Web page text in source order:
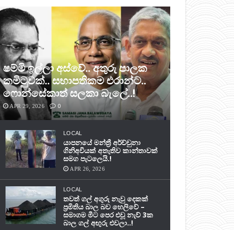
ෂම්මි ඉල්ලා අස්වේ.. අතුරු පාලක
කමිටුවක්.. සභාපතිකම එරාන්ට..
ෆොන්සේකාත් සලකා බැලේ..!
APR 29, 2026 0
LOCAL
යාපනයේ මන්ත්‍රී අර්ච්චුනා
ගිනිඅවියක් අතැතිව කාන්තාවක්
සමග පැටලෙයි.!
APR 26, 2026
LOCAL
තවත් ගල් අගුරු නැවු දෙකක්
ප‍්‍රමිතිය බාල බව හෙලිවේ –
සමාගම මීට පෙර එවූ නැව් 3ක
බාල ගල් අඟුරු එවලා..!